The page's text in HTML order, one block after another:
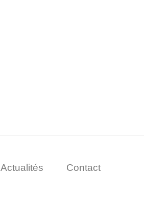
Actualités
Contact